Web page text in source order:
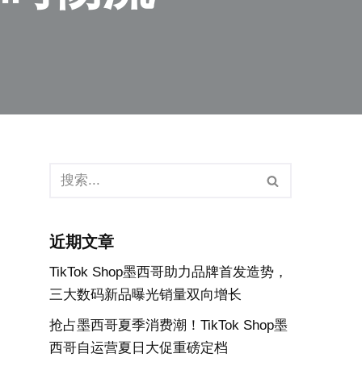
近期文章
TikTok Shop墨西哥助力品牌首发造势，
三大数码新品曝光销量双向增长
抢占墨西哥夏季消费潮！TikTok Shop墨
西哥自运营夏日大促重磅定档